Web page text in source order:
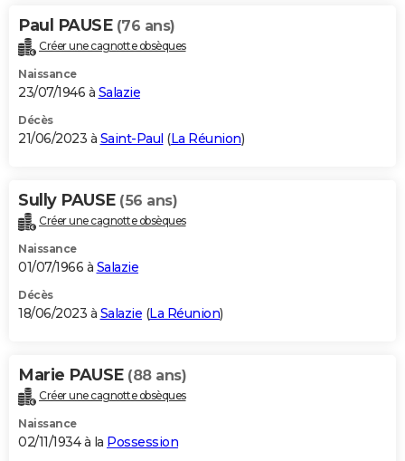
Paul PAUSE (76 ans)
Créer une cagnotte obsèques
Naissance
23/07/1946 à Salazie
Décès
21/06/2023 à Saint-Paul (La Réunion)
Sully PAUSE (56 ans)
Créer une cagnotte obsèques
Naissance
01/07/1966 à Salazie
Décès
18/06/2023 à Salazie (La Réunion)
Marie PAUSE (88 ans)
Créer une cagnotte obsèques
Naissance
02/11/1934 à la Possession